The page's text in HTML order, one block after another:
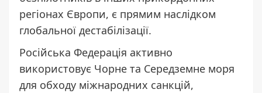
регіонах Європи, є прямим наслідком
глобальної дестабілізації.
Російська Федерація активно
використовує Чорне та Середземне моря
для обходу міжнародних санкцій,